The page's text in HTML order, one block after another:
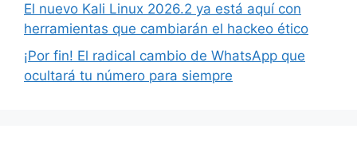
El nuevo Kali Linux 2026.2 ya está aquí con
herramientas que cambiarán el hackeo ético
¡Por fin! El radical cambio de WhatsApp que
ocultará tu número para siempre